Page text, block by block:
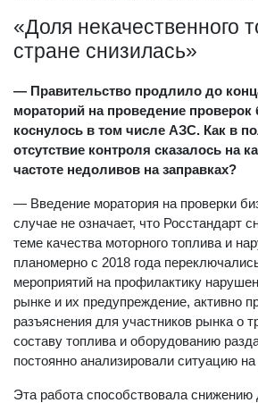
«Доля некачественного
стране снизилась»
— Правительство продлило до
мораторий на проведение проверок
коснулось в том числе АЗС. Как в
отсутствие контроля сказалось на
частоте недоливов на заправках?
— Введение моратория на проверки
случае не означает, что Росстандарт
теме качества моторного топлива и
планомерно с 2018 года
мероприятий на профилактику
рынке и их предупреждение, активно
разъяснения для участников рынка о
составу топлива и оборудованию
постоянно анализировали ситуацию
Эта работа способствовала снижению